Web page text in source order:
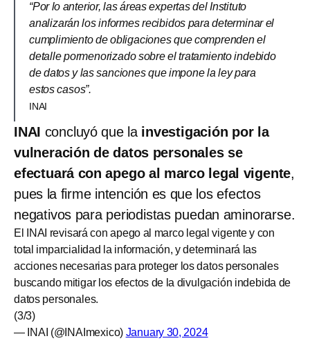
“Por lo anterior, las áreas expertas del Instituto
analizarán los informes recibidos para determinar el
cumplimiento de obligaciones que comprenden el
detalle pormenorizado sobre el tratamiento indebido
de datos y las sanciones que impone la ley para
estos casos”.
INAI
INAI concluyó que la investigación por la
vulneración de datos personales se
efectuará con apego al marco legal vigente,
pues la firme intención es que los efectos
negativos para periodistas puedan aminorarse.
El INAI revisará con apego al marco legal vigente y con
total imparcialidad la información, y determinará las
acciones necesarias para proteger los datos personales
buscando mitigar los efectos de la divulgación indebida de
datos personales.
(3/3)
— INAI (@INAImexico) January 30, 2024